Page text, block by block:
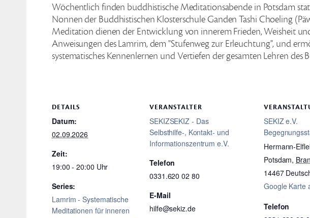
Wöchentlich finden buddhistische Meditationsabende in Potsdam
Nonnen der Buddhistischen Klosterschule Ganden Tashi Choeling
Meditation dienen der Entwicklung von innerem Frieden, Weisheit
Anweisungen des Lamrim, dem "Stufenweg zur Erleuchtung", und
systematisches Kennenlernen und Vertiefen der gesamten Lehren des
DETAILS
Datum:
02.09.2026
Zeit:
19:00 - 20:00
Series:
Lamrim - Systematische
Meditationen für inneren
VERANSTALTER
SEKIZSEKIZ - Das
Selbsthilfe-, Kontakt- und
Informationszentrum e.V.
Telefon
0331.620 02 80
E-Mail
hilfe@sekiz.de
SEKIZ e.V.
Hermann-
Potsdam,
14467
Google Karte
Telefon